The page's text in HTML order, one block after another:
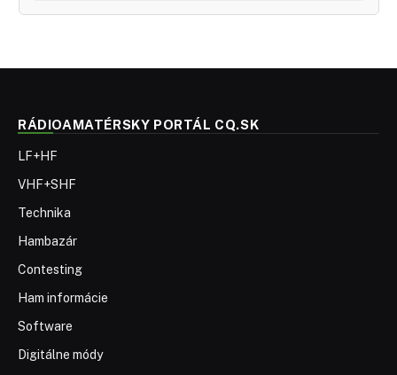
RÁDIOAMATÉRSKY PORTÁL CQ.SK
LF+HF
VHF+SHF
Technika
Hambazár
Contesting
Ham informácie
Software
Digitálne módy